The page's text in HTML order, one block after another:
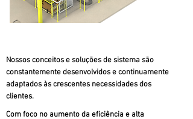
Nossos conceitos e soluções de sistema são
constantemente desenvolvidos e continuamente
adaptados às crescentes necessidades dos
clientes.
Com foco no aumento da eficiência e alta